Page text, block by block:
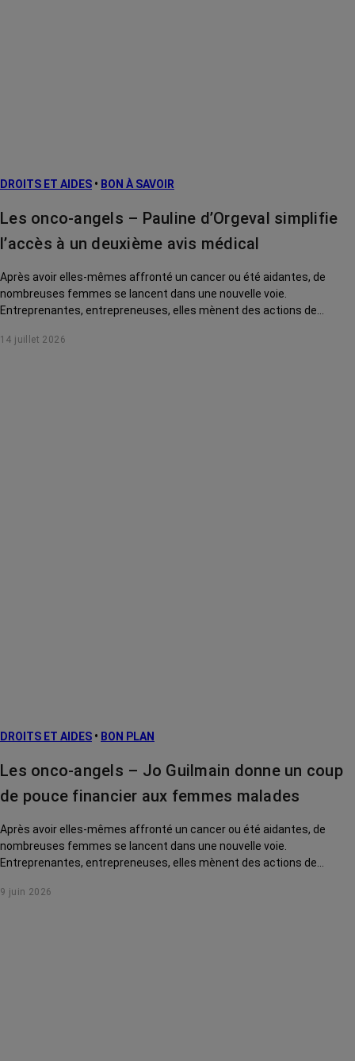
DROITS ET AIDES • BON À SAVOIR
Les onco-angels – Pauline d’Orgeval simplifie
l’accès à un deuxième avis médical
Après avoir elles-mêmes affronté un cancer ou été aidantes, de
nombreuses femmes se lancent dans une nouvelle voie.
Entreprenantes, entrepreneuses, elles mènent des actions de
Pauline d'Orgeval, créatrice du site Deuxième avis.
14 juillet 2026
DROITS ET AIDES • BON PLAN
Les onco-angels – Jo Guilmain donne un coup
de pouce financier aux femmes malades
Après avoir elles-mêmes affronté un cancer ou été aidantes, de
nombreuses femmes se lancent dans une nouvelle voie.
Entreprenantes, entrepreneuses, elles mènent des actions de
Jo Guilmain, créatrice de l'association Mes amis, mes amours.
9 juin 2026